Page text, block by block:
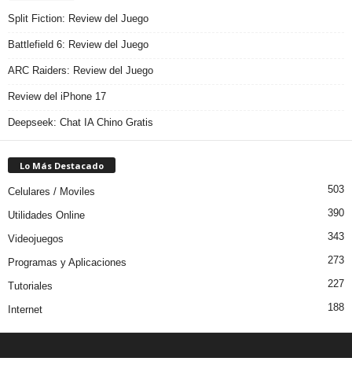
Split Fiction: Review del Juego
Battlefield 6: Review del Juego
ARC Raiders: Review del Juego
Review del iPhone 17
Deepseek: Chat IA Chino Gratis
Lo Más Destacado
Celulares / Moviles 503
Utilidades Online 390
Videojuegos 343
Programas y Aplicaciones 273
Tutoriales 227
Internet 188